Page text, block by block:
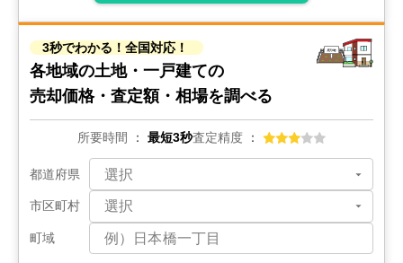
3秒でわかる！全国対応！
各地域の土地・一戸建ての
売却価格・査定額・相場を調べる
所要時間 最短3秒査定精度
都道府県
市区町村
町域